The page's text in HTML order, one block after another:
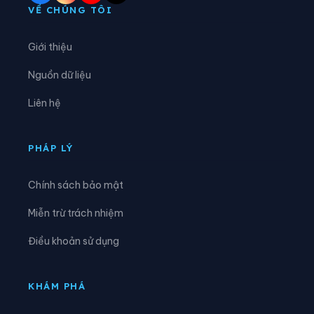
Xã Nam Đông
VỀ CHÚNG TÔI
Giới thiệu
Nguồn dữ liệu
Liên hệ
PHÁP LÝ
Chính sách bảo mật
Miễn trừ trách nhiệm
Điều khoản sử dụng
KHÁM PHÁ